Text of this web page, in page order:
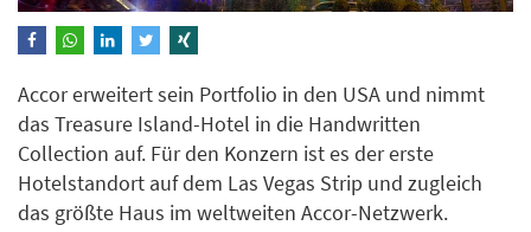
Accor erweitert sein Portfolio in den USA und nimmt
das Treasure Island-Hotel in die Handwritten
Collection auf. Für den Konzern ist es der erste
Hotelstandort auf dem Las Vegas Strip und zugleich
das größte Haus im weltweiten Accor-Netzwerk.